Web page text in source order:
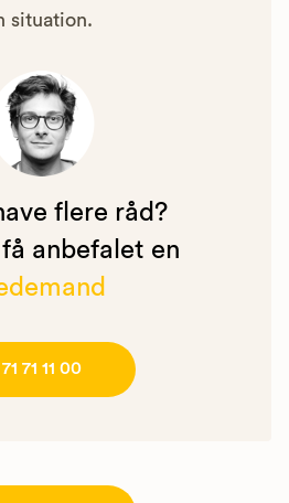
situation.
flere råd?
anbefalet en
71 71 11 00